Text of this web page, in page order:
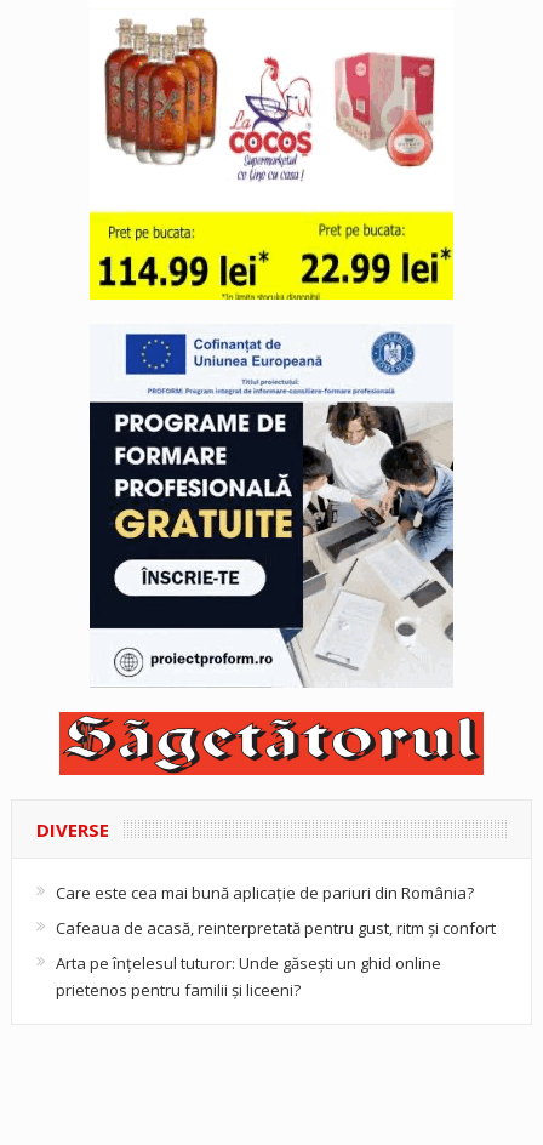
DIVERSE
Care este cea mai bună aplicație de pariuri din România?
Cafeaua de acasă, reinterpretată pentru gust, ritm și confort
Arta pe înțelesul tuturor: Unde găsești un ghid online
prietenos pentru familii și liceeni?